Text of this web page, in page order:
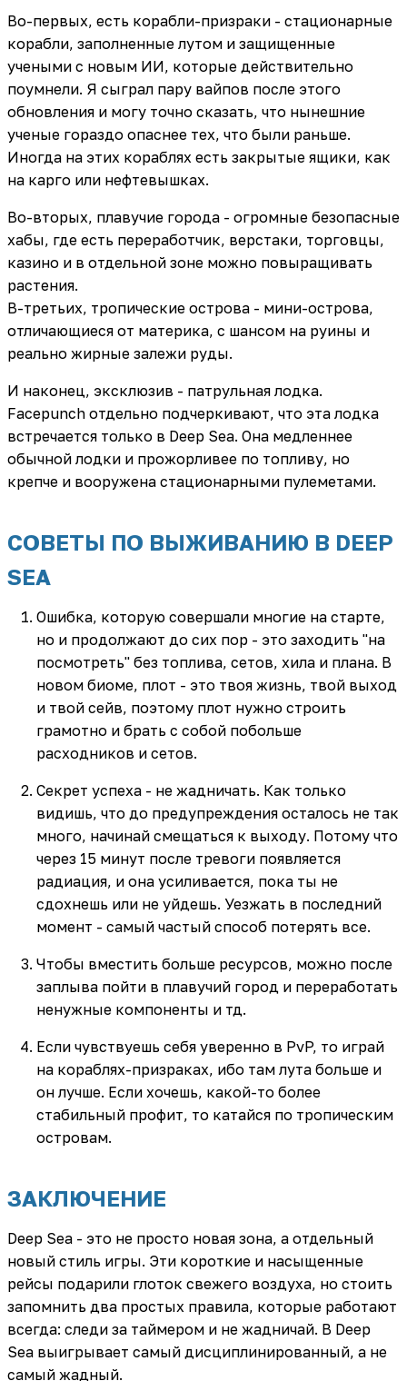
Во-первых, есть корабли-призраки - стационарные
корабли, заполненные лутом и защищенные
учеными с новым ИИ, которые действительно
поумнели. Я сыграл пару вайпов после этого
обновления и могу точно сказать, что нынешние
ученые гораздо опаснее тех, что были раньше.
Иногда на этих кораблях есть закрытые ящики, как
на карго или нефтевышках.
Во-вторых, плавучие города - огромные безопасные
хабы, где есть переработчик, верстаки, торговцы,
казино и в отдельной зоне можно повыращивать
растения.
В-третьих, тропические острова - мини-острова,
отличающиеся от материка, с шансом на руины и
реально жирные залежи руды.
И наконец, эксклюзив - патрульная лодка.
Facepunch отдельно подчеркивают, что эта лодка
встречается только в Deep Sea. Она медленнее
обычной лодки и прожорливее по топливу, но
крепче и вооружена стационарными пулеметами.
СОВЕТЫ ПО ВЫЖИВАНИЮ В DEEP
SEA
Ошибка, которую совершали многие на старте,
но и продолжают до сих пор - это заходить "на
посмотреть" без топлива, сетов, хила и плана. В
новом биоме, плот - это твоя жизнь, твой выход
и твой сейв, поэтому плот нужно строить
грамотно и брать с собой побольше
расходников и сетов.
Секрет успеха - не жадничать. Как только
видишь, что до предупреждения осталось не так
много, начинай смещаться к выходу. Потому что
через 15 минут после тревоги появляется
радиация, и она усиливается, пока ты не
сдохнешь или не уйдешь. Уезжать в последний
момент - самый частый способ потерять все.
Чтобы вместить больше ресурсов, можно после
заплыва пойти в плавучий город и переработать
ненужные компоненты и тд.
Если чувствуешь себя уверенно в PvP, то играй
на кораблях-призраках, ибо там лута больше и
он лучше. Если хочешь, какой-то более
стабильный профит, то катайся по тропическим
островам.
ЗАКЛЮЧЕНИЕ
Deep Sea - это не просто новая зона, а отдельный
новый стиль игры. Эти короткие и насыщенные
рейсы подарили глоток свежего воздуха, но стоить
запомнить два простых правила, которые работают
всегда: следи за таймером и не жадничай. В Deep
Sea выигрывает самый дисциплинированный, а не
самый жадный.